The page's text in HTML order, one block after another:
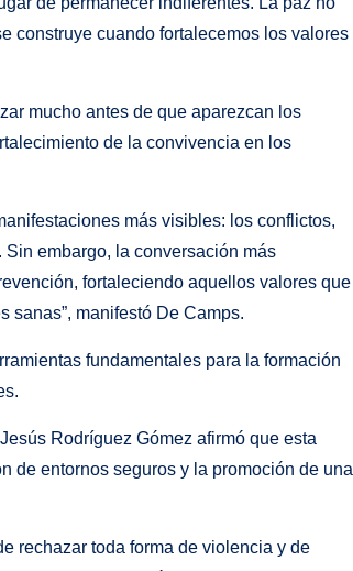
construye cuando fortalecemos los valores
mucho antes de que aparezcan los
de la convivencia en los
más visibles: los conflictos,
embargo, la conversación más
fortaleciendo aquellos valores que
sanas”, manifestó De Camps.
fundamentales para la formación
Rodríguez Gómez afirmó que esta
de entornos seguros y la promoción de una
rechazar toda forma de violencia y de